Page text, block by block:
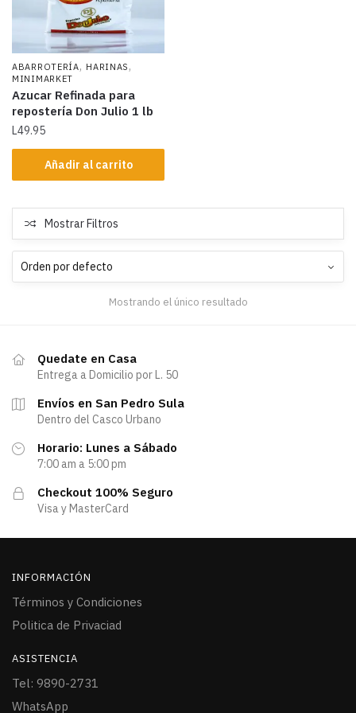
ABARROTERÍA, HARINAS ,
MINIMARKET
Azucar Refinada para
repostería Don Julio 1 lb
L49.95
Añadir al carrito
Mostrar Filtros
Mostrando el único resultado
Quedate en Casa
Entrega a Domicilio por L. 50
Envíos en San Pedro Sula
Dentro del Casco Urbano
Horario: Lunes a Sábado
7:00 am a 5:00 pm
Checkout 100% Seguro
Visa y MasterCard
INFORMACIÓN
Términos y Condiciones
Politica de Privaciad
ASISTENCIA
Tel: 9890-2731
WhatsApp